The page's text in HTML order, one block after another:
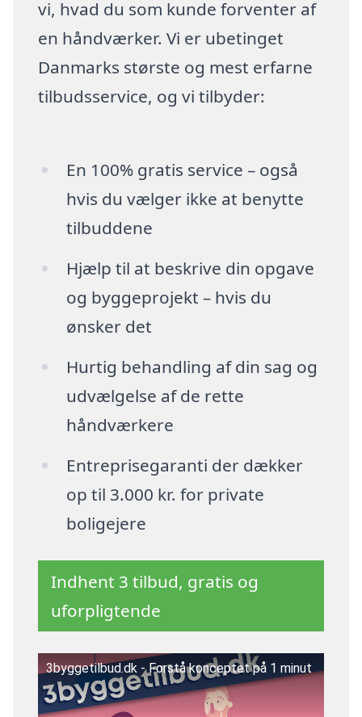
vi, hvad du som kunde forventer af
en håndværker. Vi er ubetinget
Danmarks største og mest erfarne
tilbudsservice, og vi tilbyder:
En 100% gratis service – også
hvis du vælger ikke at benytte
tilbuddene
Hjælp til at beskrive din opgave
og byggeprojekt – hvis du
ønsker det
Hurtig behandling af din sag og
udvælgelse af de rette
håndværkere
Entreprisegaranti der dækker
op til 3.000 kr. for private
boligejere
Indhent 3 tilbud, gratis og
uforpligtende
3byggetilbud.dk - Forstå konceptet på 1 minut